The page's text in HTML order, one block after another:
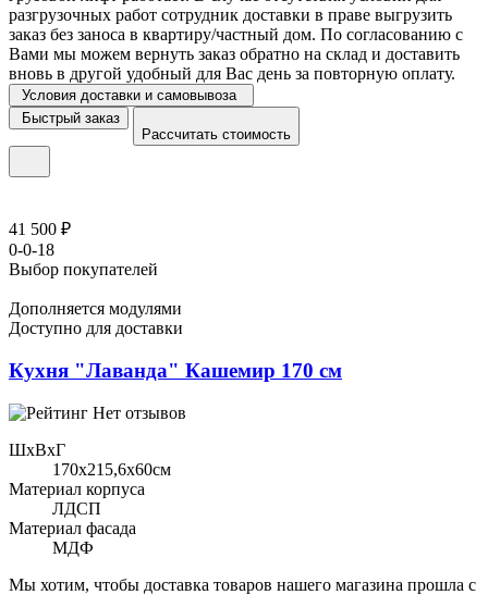
разгрузочных работ сотрудник доставки в праве выгрузить
заказ без заноса в квартиру/частный дом. По согласованию с
Вами мы можем вернуть заказ обратно на склад и доставить
вновь в другой удобный для Вас день за повторную оплату.
Условия доставки и самовывоза
Быстрый заказ
Рассчитать стоимость
41 500 ₽
0-0-18
Выбор покупателей
Дополняется модулями
Доступно для доставки
Кухня "Лаванда" Кашемир 170 см
Нет отзывов
ШхВхГ
170x215,6х60см
Материал корпуса
ЛДСП
Материал фасада
МДФ
Мы хотим, чтобы доставка товаров нашего магазина прошла с